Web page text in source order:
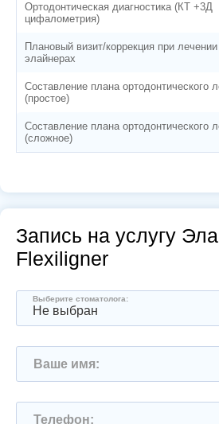
Ортодонтическая диагностика (КТ +3Д
цифалометрия)
Плановый визит/коррекция при
элайнерах
Составление плана ортодонтического
(простое)
Составление плана ортодонтического
(сложное)
Запись на услугу
Flexiligner
Выберите стоматолога:
Не выбран
Ваше имя:
Телефон: